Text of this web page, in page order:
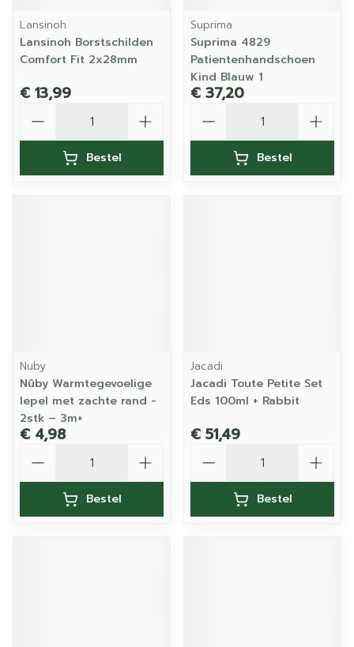
Lansinoh
Lansinoh Borstschilden
Comfort Fit 2x28mm
€ 13,99
Bestel
Suprima
Suprima 4829
Patientenhandschoen
Kind Blauw 1
€ 37,20
Bestel
Nuby
Nûby Warmtegevoelige
lepel met zachte rand -
2stk – 3m+
€ 4,98
Bestel
Jacadi
Jacadi Toute Petite Set
Eds 100ml + Rabbit
€ 51,49
Bestel